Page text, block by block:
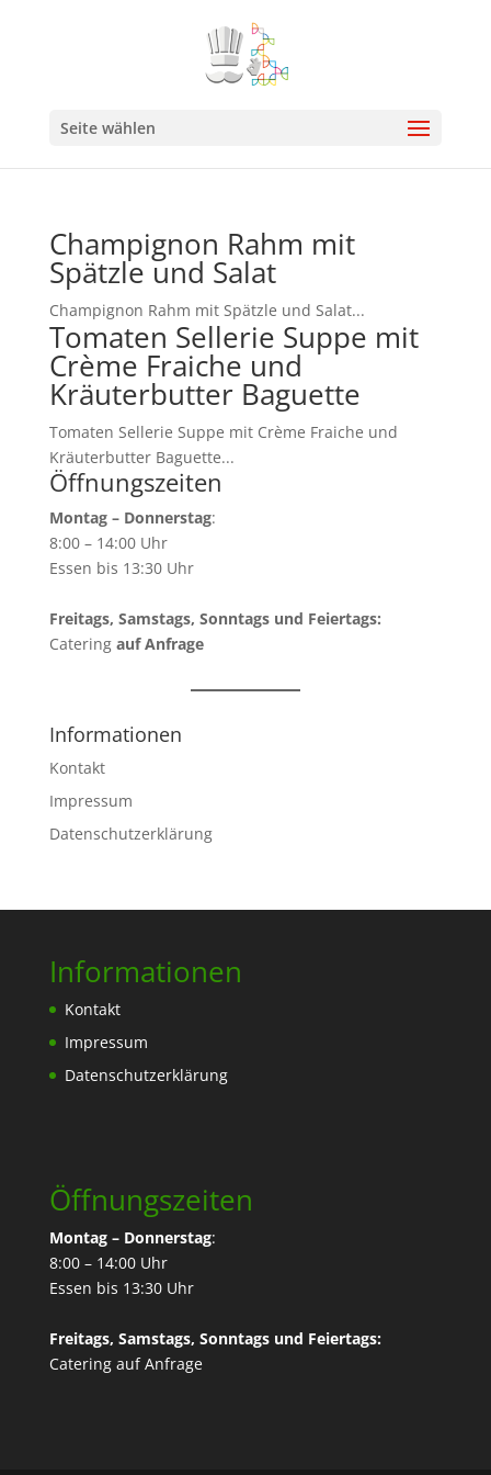
Seite wählen
Champignon Rahm mit
Spätzle und Salat
Champignon Rahm mit Spätzle und Salat...
Tomaten Sellerie Suppe mit
Crème Fraiche und
Kräuterbutter Baguette
Tomaten Sellerie Suppe mit Crème Fraiche und
Kräuterbutter Baguette...
Öffnungszeiten
Montag – Donnerstag:
8:00 – 14:00 Uhr
Essen bis 13:30 Uhr
Freitags, Samstags, Sonntags und Feiertags:
Catering auf Anfrage
Informationen
Kontakt
Impressum
Datenschutzerklärung
Informationen
Kontakt
Impressum
Datenschutzerklärung
Öffnungszeiten
Montag – Donnerstag:
8:00 – 14:00 Uhr
Essen bis 13:30 Uhr
Freitags, Samstags, Sonntags und Feiertags:
Catering auf Anfrage